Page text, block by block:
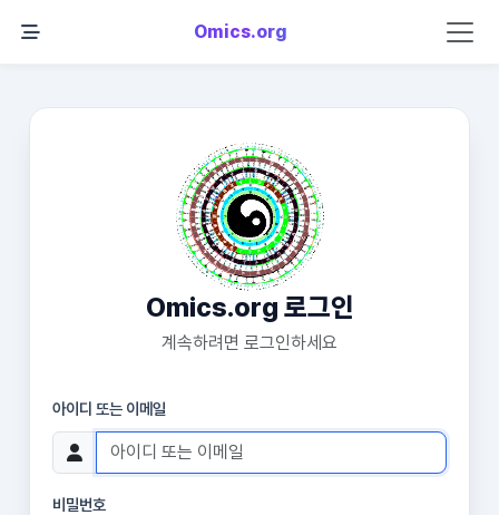
Omics.org
Omics.org 로그인
계속하려면 로그인하세요
아이디 또는 이메일
비밀번호